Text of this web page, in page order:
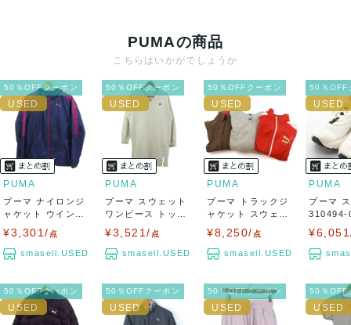
PUMAの商品
こちらはいかがでしょうか
50％OFFクーポン
PUMA
プーマ ナイロンジ
ャケット ウインド
ブレーカー 大...
¥3,301/ 点
smasell.USED
50％OFFクーポン
PUMA
プーマ スウェット
ワンピース トップ
ス Vネック ...
¥3,521/ 点
smasell.USED
50％OFFクーポン
PUMA
プーマ トラックジ
ャケット スウェッ
ト パーカー ...
¥8,250/ 点
smasell.USED
50％OFF
PUMA
プーマ
310494-
ライ...
50％OFFクーポン 50％OFFクーポン 50％OFFクーポン 50％OFF